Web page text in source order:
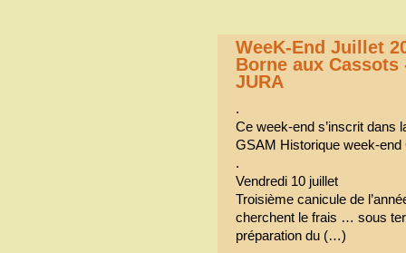
WeeK-End Juillet
Borne aux
JURA
.
Ce week-end s’inscrit dans
GSAM Historique week-end
.
Vendredi 10 juillet
Troisième canicule de
cherchent le frais … sous
préparation du (…)